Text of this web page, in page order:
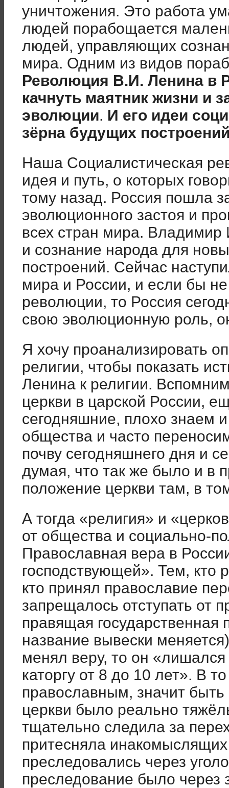
уничтожения. Это работа
людей порабощается
людей, управляющих
мира. Одним из видов
Революция В.И. Ленина в
качнуть маятник жизни и
эволюции. И его идеи
зёрна будущих
Наша Социалистическая
идея и путь, о которых
тому назад. Россия пошла
эволюционного застоя и
всех стран мира.
и сознание народа для
построений. Сейчас
мира и России, и если бы
революции, то Россия
свою эволюционную роль,
Я хочу проанализировать
религии, чтобы показать
Ленина к религии.
церкви в царской России,
сегодняшние, плохо знаем
общества и часто
почву сегодняшнего дня и
думая, что так же было и
положение церкви там, в
А тогда «религия» и
от общества и социально-
Православная вера в
господствующей». Тем, кто
кто принял православие
запрещалось отступать от
правящая государственная
название вывески
менял веру, то он
каторгу от 8 до 10 лет». В
православным, значит быть
церкви было реально
тщательно следила за
притесняла
преследовались через
преследование было через